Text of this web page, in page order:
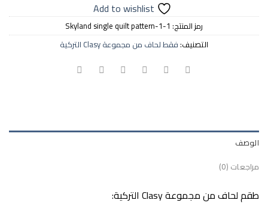
Add to wishlist
رمز المنتج: Skyland single quilt pattern-1-1
التصنيف:فقط لحاف من مجموعة Clasy التركية
الوصف
مراجعات (0)
طقم لحاف من مجموعة Clasy التركية: